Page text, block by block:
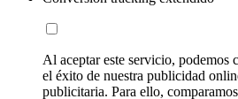
Al aceptar este servicio, podemos
el éxito de nuestra publicidad
publicitaria. Para ello,